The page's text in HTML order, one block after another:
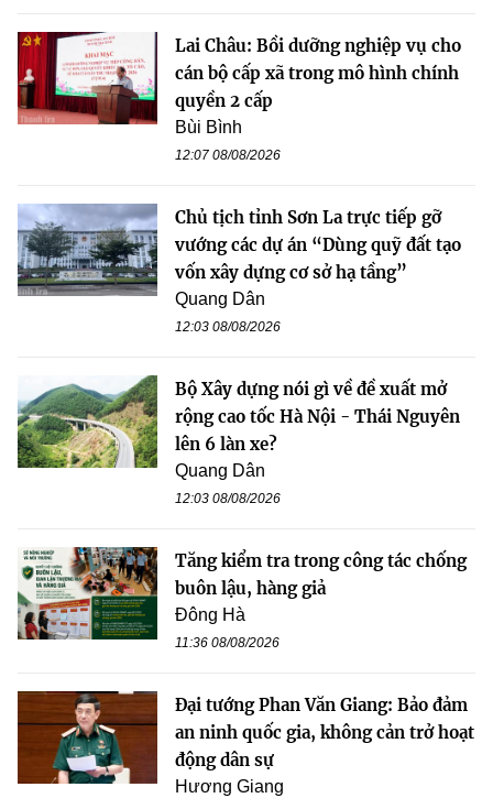
Lai Châu: Bồi dưỡng nghiệp vụ cho
cán bộ cấp xã trong mô hình chính
quyền 2 cấp
Bùi Bình
12:07 08/08/2026
Chủ tịch tỉnh Sơn La trực tiếp gỡ
vướng các dự án “Dùng quỹ đất tạo
vốn xây dựng cơ sở hạ tầng”
Quang Dân
12:03 08/08/2026
Bộ Xây dựng nói gì về đề xuất mở
rộng cao tốc Hà Nội - Thái Nguyên
lên 6 làn xe?
Quang Dân
12:03 08/08/2026
Tăng kiểm tra trong công tác chống
buôn lậu, hàng giả
Đông Hà
11:36 08/08/2026
Đại tướng Phan Văn Giang: Bảo đảm
an ninh quốc gia, không cản trở hoạt
động dân sự
Hương Giang